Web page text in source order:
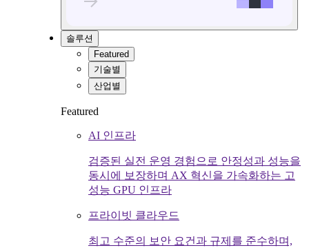
솔루션
Featured
기술별
산업별
Featured
AI 인프라
검증된 실전 운영 경험으로 안정성과 성능을
동시에 보장하며 AX 혁신을 가속화하는 고
성능 GPU 인프라
프라이빗 클라우드
최고 수준의 보안 요건과 규제를 준수하며,